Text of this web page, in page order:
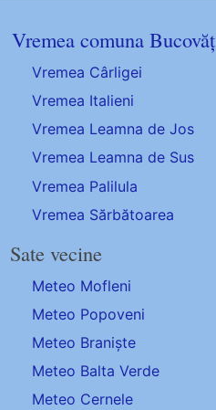
Vremea comuna Bucovăț
Vremea Cârligei
Vremea Italieni
Vremea Leamna de Jos
Vremea Leamna de Sus
Vremea Palilula
Vremea Sărbătoarea
Sate vecine
Meteo Mofleni
Meteo Popoveni
Meteo Braniște
Meteo Balta Verde
Meteo Cernele